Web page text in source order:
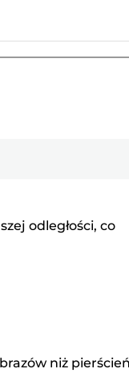
odległości, co
niż